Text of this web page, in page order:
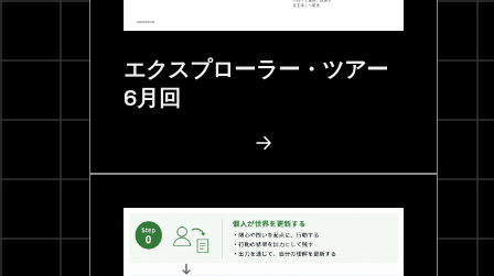
エクスプローラー・ツアー
6月回